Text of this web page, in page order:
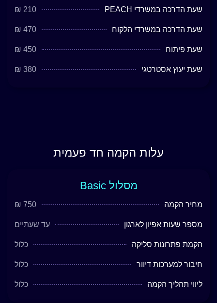
שעת הדרכה במשרדי PEACH 210 ₪
שעת הדרכה במשרדי הלקוח 470 ₪
שעת פיתוח 450 ₪
שעת יעוץ אסטרטגי 380 ₪
עלות הקמה חד פעמית
מסלול Basic
מחיר הקמה 750 ₪
מספר שעות אפיון לארגון עד שעתיים
הקמת פתרונות סליקה כלול
חיבור למערכות דיוור כלול
ליווי תהליך הקמה כלול